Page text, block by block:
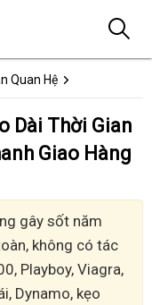
Quan Hệ
Dài Thời Gian
Giao Hàng
gây sốt năm
không có tác
Playboy, Viagra,
Dynamo, kẹo